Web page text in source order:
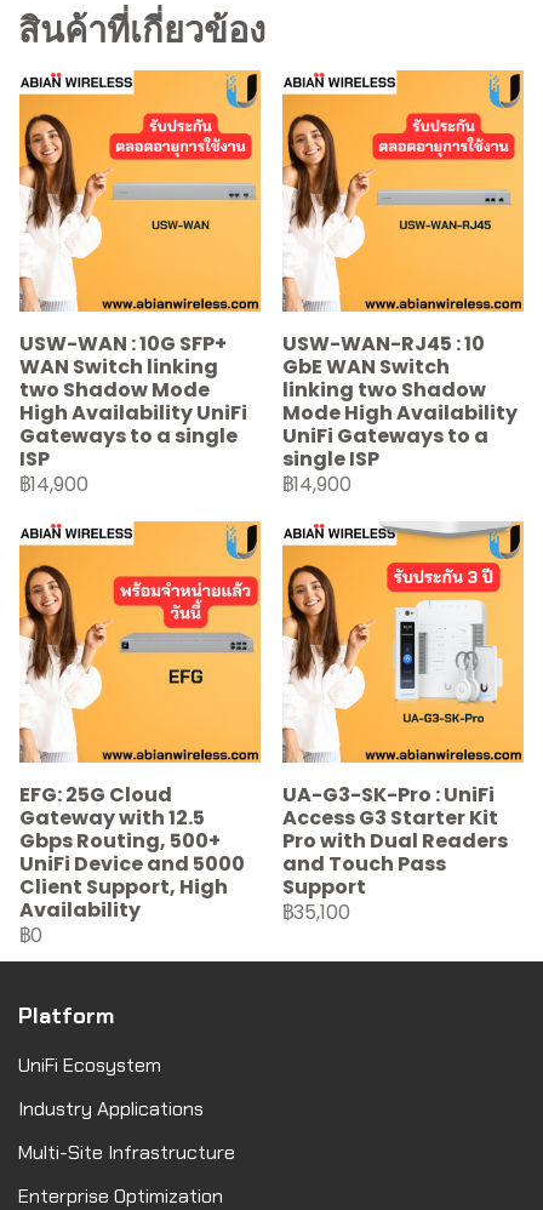
สินค้าที่เกี่ยวข้อง
USW-WAN : 10G SFP+
WAN Switch linking
two Shadow Mode
High Availability UniFi
Gateways to a single
ISP
฿14,900
USW-WAN-RJ45 : 10
GbE WAN Switch
linking two Shadow
Mode High Availability
UniFi Gateways to a
single ISP
฿14,900
EFG: 25G Cloud
Gateway with 12.5
Gbps Routing, 500+
UniFi Device and 5000
Client Support, High
Availability
฿0
UA-G3-SK-Pro : UniFi
Access G3 Starter Kit
Pro with Dual Readers
and Touch Pass
Support
฿35,100
Platform
UniFi Ecosystem
Industry Applications
Multi-Site Infrastructure
Enterprise Optimization